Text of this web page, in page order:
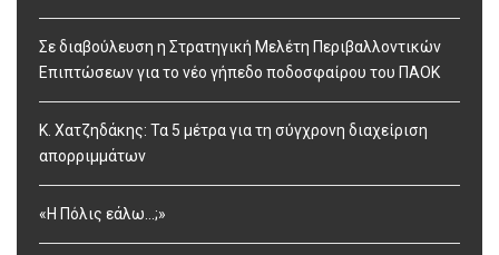
Σε διαβούλευση η Στρατηγική Μελέτη Περιβαλλοντικών
Επιπτώσεων για το νέο γήπεδο ποδοσφαίρου του ΠΑΟΚ
Κ. Χατζηδάκης: Τα 5 μέτρα για τη σύγχρονη διαχείριση
απορριμμάτων
«Η Πόλις εάλω…;»